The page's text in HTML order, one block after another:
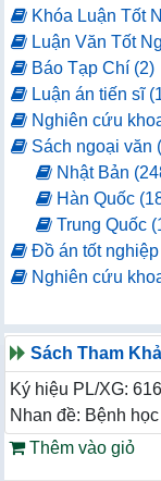
Khóa Luận Tốt
Luận Văn Tốt
Báo Tạp Chí (2)
Luận án tiến sĩ
Nghiên cứu
Sách ngoại văn
Nhật Bản
Hàn Quốc
Trung Quốc
Đồ án tốt
Nghiên cứu
Sách Tham
Ký hiệu PL/XG:
Nhan đề: Bệnh
Thêm vào giỏ